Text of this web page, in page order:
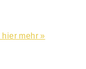
hier mehr »